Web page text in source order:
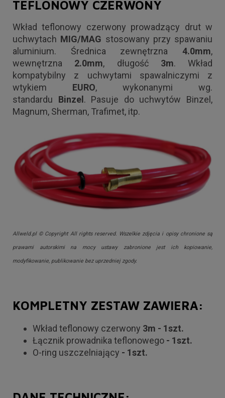
TEFLONOWY CZERWONY
Wkład teflonowy czerwony prowadzący drut w
uchwytach MIG/MAG stosowany przy spawaniu
aluminium. Średnica zewnętrzna 4.0mm,
wewnętrzna 2.0mm, długość 3m. Wkład
kompatybilny z uchwytami spawalniczymi z
wtykiem EURO, wykonanymi wg.
standardu Binzel . Pasuje do uchwytów Binzel,
Magnum, Sherman, Trafimet, itp.
Allweld.pl © Copyright All rights reserved. Wszelkie zdjęcia i opisy chronione są
prawami autorskimi na mocy ustawy zabronione jest ich kopiowanie,
modyfikowanie, publikowanie bez uprzedniej zgody.
KOMPLETNY ZESTAW ZAWIERA:
Wkład teflonowy czerwony 3m - 1szt.
Łącznik prowadnika teflonowego - 1szt.
O-ring uszczelniający - 1szt.